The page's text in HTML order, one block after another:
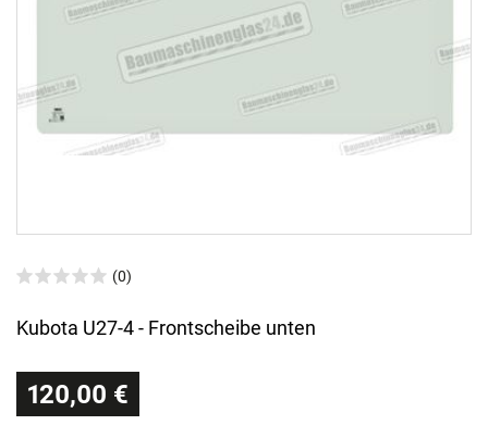
(0)
Kubota U27-4 - Frontscheibe unten
120,00 €